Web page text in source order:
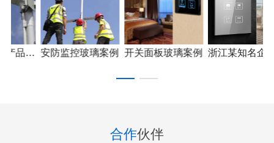
安防监控玻璃案例 开关面板玻璃案例 浙江某知名企业产品应用
合作伙伴